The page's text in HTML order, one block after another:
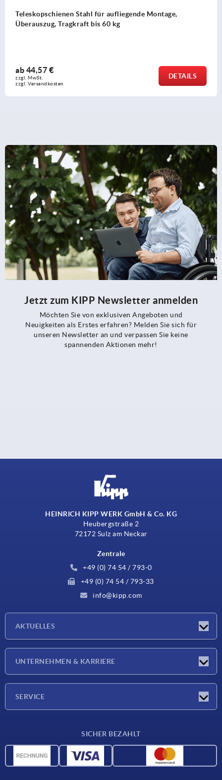
Teleskopschienen Stahl Teilauszug, Tragkraft bis
zzgl. Versandkosten
Jetzt zum KIPP Newsletter anmelden
Möchten Sie von exklusiven Angeboten und
Neuigkeiten als Erstes erfahren? Melden Sie sich für
unseren Newsletter an und verpassen Sie keine
spannenden Aktionen mehr!
HEINRICH KIPP WERK GmbH & Co. KG
Heubergstraße 2
72172 Sulz am Neckar
Zentrale
+49 (0) 74 54 / 793-0
+49 (0) 74 54 / 793-33
info@kipp.com
AKTUELLES
Presseberichte
UNTERNEHMEN & KARRIERE
SERVICE
Werkstoffübersicht
SICHER BEZAHLT